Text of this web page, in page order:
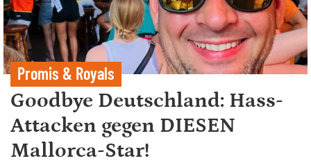
Promis & Royals
Goodbye Deutschland: Hass-
Attacken gegen DIESEN
Mallorca-Star!